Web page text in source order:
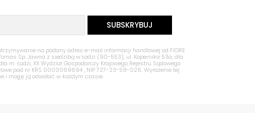
na podany adres e-mail informacji handlowej od FIORE
Sp. Jawna z siedzibą w Łodzi (90-553), ul. Kopernika 53a, dla
m. Łodzi, XX Wydział Gospodarczy Krajowego Rejestru Sądowego
pod nr KRS 0000069694 , NIP 727-23-59-026. Wyrażenie tej
i mogę ją odwołać w każdym czasie.